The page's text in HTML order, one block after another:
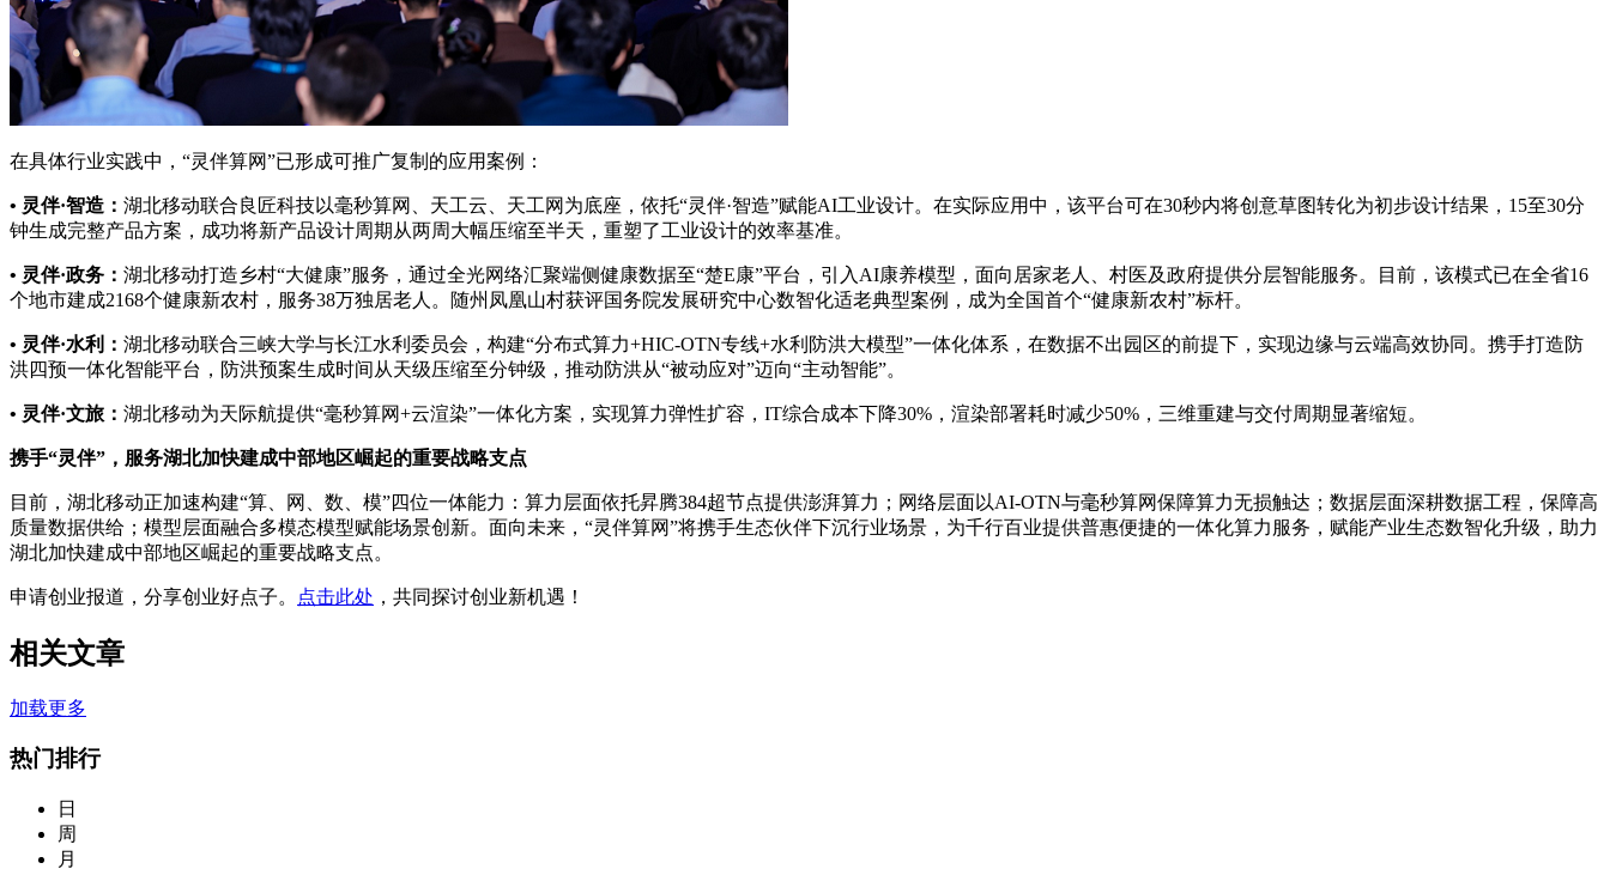
在具体行业实践中，“灵伴算网”已形成可推广复制的应用案例：
• 灵伴·智造： 湖北移动联合良匠科技以毫秒算网、天工云、天工网为底座，依托“灵伴·智造”赋能AI工业设计。在实际应用中，该平台可在30秒内将创意草图转化为初步设计结果，15至30分
钟生成完整产品方案，成功将新产品设计周期从两周大幅压缩至半天，重塑了工业设计的效率基准。
• 灵伴·政务： 湖北移动打造乡村“大健康”服务，通过全光网络汇聚端侧健康数据至“楚E康”平台，引入AI康养模型，面向居家老人、村医及政府提供分层智能服务。目前，该模式已在全省16
个地市建成2168个健康新农村，服务38万独居老人。随州凤凰山村获评国务院发展研究中心数智化适老典型案例，成为全国首个“健康新农村”标杆。
• 灵伴·水利： 湖北移动联合三峡大学与长江水利委员会，构建“分布式算力+HIC-OTN专线+水利防洪大模型”一体化体系，在数据不出园区的前提下，实现边缘与云端高效协同。携手打造防
洪四预一体化智能平台，防洪预案生成时间从天级压缩至分钟级，推动防洪从“被动应对”迈向“主动智能”。
• 灵伴·文旅： 湖北移动为天际航提供“毫秒算网+云渲染”一体化方案，实现算力弹性扩容，IT综合成本下降30%，渲染部署耗时减少50%，三维重建与交付周期显著缩短。
携手“灵伴”，服务湖北加快建成中部地区崛起的重要战略支点
目前，湖北移动正加速构建“算、网、数、模”四位一体能力：算力层面依托昇腾384超节点提供澎湃算力；网络层面以AI-OTN与毫秒算网保障算力无损触达；数据层面深耕数据工程，保障高
质量数据供给；模型层面融合多模态模型赋能场景创新。面向未来，“灵伴算网”将携手生态伙伴下沉行业场景，为千行百业提供普惠便捷的一体化算力服务，赋能产业生态数智化升级，助力
湖北加快建成中部地区崛起的重要战略支点。
申请创业报道，分享创业好点子。 点击此处 ，共同探讨创业新机遇！
相关文章
加载更多
热门排行
日
周
月